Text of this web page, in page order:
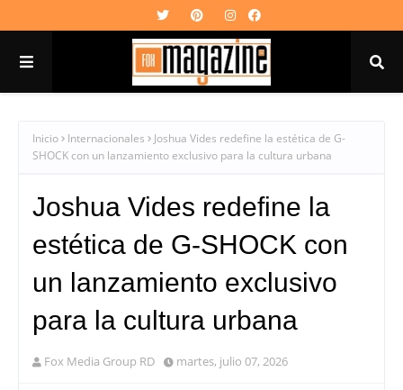
Inicio Internacionales
Joshua Vides redefine la estética de G-
SHOCK con un lanzamiento exclusivo para la cultura urbana
Joshua Vides redefine la
estética de G-SHOCK con
un lanzamiento exclusivo
para la cultura urbana
Fox Media Group RD martes, julio 07, 2026